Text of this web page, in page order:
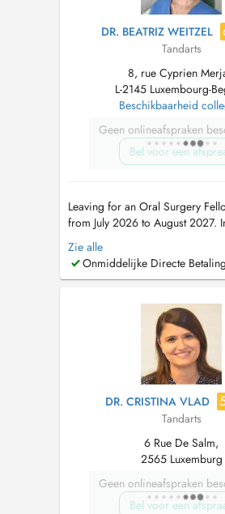
DR. BEATRIZ WEITZEL
Tandarts
8, rue Cyprien
L-2145 Luxembourg-
Beschikbaarheid
Geen onlineafspraken
Bel voor een
Leaving for an Oral Surgery
from July 2026 to August 2027.
meantime, please book
Maria Teresa Weitzel (8 rue
17 rue des Bains, 1st floor) or
Zie alle
Onmiddelijke Directe
DR. CRISTINA VLAD
Tandarts
6 Rue De Salm,
2565 Luxemburg
Geen onlineafspraken
Bel voor een